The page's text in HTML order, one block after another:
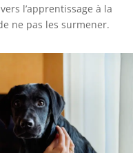
l’apprentissage à la
ne pas les surmener.